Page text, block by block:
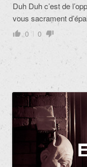
Duh Duh c’est de
vous sacrament
0 0